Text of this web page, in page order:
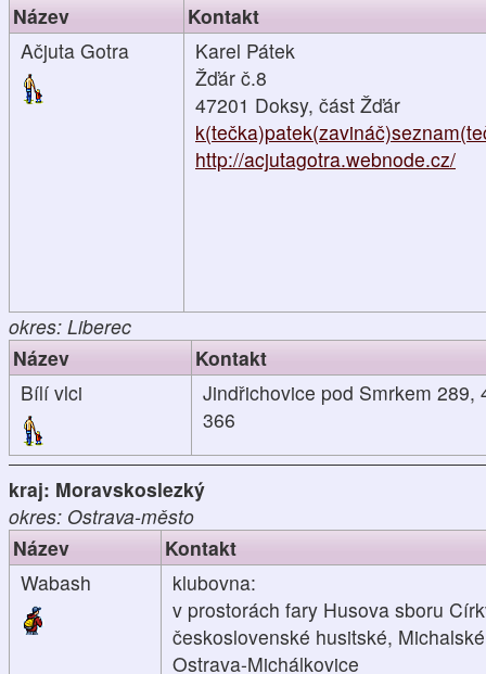
Název
Kontakt
Ačjuta Gotra
Karel Pátek
Žďár č.8
47201 Doksy, část Žďár
http://acjutagotra.webnode.cz/
okres: Liberec
Název
Kontakt
Bílí vlci
Jindřichovice pod Smrkem 289,
366
kraj: Moravskoslezký
okres: Ostrava-město
Název
Kontakt
Wabash
klubovna:
v prostorách fary Husova sboru
československé husitské,
Ostrava-Michálkovice